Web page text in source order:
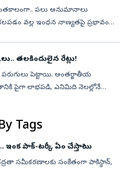
పలు అనుమానాలు
వల్ల ఇంధన నాణ్యతపై ప్రభావం
తలకిందులైన రేట్లు!
పెట్టాయి. అంతర్జాతీయ
పైగా లాభపడి, ఎనిమిది నెలల్లోనే
Tags
పాక్‌-టర్కీ ఏం చేస్తాయి?
సమీకరణాలకు సంకేతంగా పాకిస్థాన్‌,